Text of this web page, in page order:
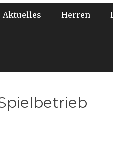
Aktuelles Herren